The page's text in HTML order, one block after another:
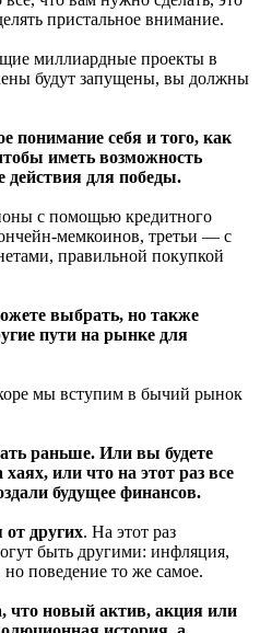
пристальное внимание.
миллиардные проекты в
будут запущены, вы должны
понимание себя и того, как
иметь возможность
для победы.
с помощью кредитного
мемкоинов, третьи — с
правильной покупкой
выбрать, но также
пути на рынке для
мы вступим в бычий рынок
раньше. Или вы будете
или что на этот раз все
будущее финансов.
от других. На этот раз
быть другими: инфляция,
поведение то же самое.
что новый актив, акция или